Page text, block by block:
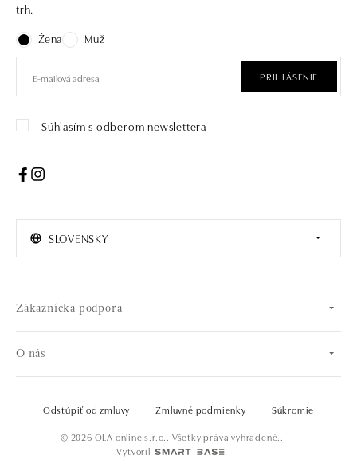
trh.
Žena
Muž
PRIHLÁSENIE
Súhlasím s odberom newslettera
SLOVENSKY
Zákaznícka podpora
O nás
© 2026 OLA online s.r.o.. Všetky práva vyhradené..
Vytvoril
Odstúpiť od zmluvy Zmluvné podmienky Súkromie